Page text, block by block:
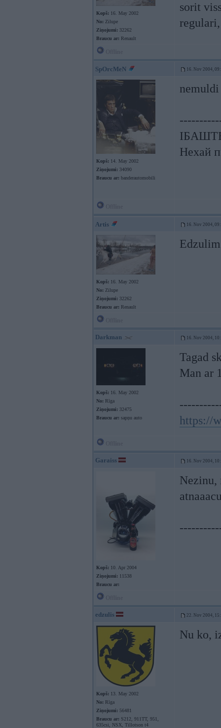
Kopš: 16. May 2002
No: Zilupe
Ziņojumi: 32262
Braucu ar: Renault
sorit
SpOrcMeN 16. Nov 2004,
Kopš: 14. May 2002
Ziņojumi: 34090
Braucu ar: banderautomobili
Нехай
Artis 16. Nov 2004,
Kopš: 16. May 2002
No: Zilupe
Ziņojumi: 32262
Braucu ar: Renault
Darkman 16. Nov 2004,
Kopš: 16. May 2002
No: Rīga
Ziņojumi: 32475
Braucu ar: sapņu auto
Tagad
Man ar
https://
Garaiss 16. Nov 2004,
Kopš: 10. Apr 2004
Ziņojumi: 11538
Braucu ar:
Nezinu,
edzulis 22. Nov 2004,
Kopš: 13. May 2002
No: Rīga
Ziņojumi: 56481
Braucu ar: S212, 911TT, 951,
635csi, NSX, Tillotson t4
Nu ko,